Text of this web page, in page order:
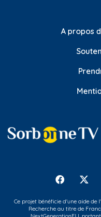
A propos
Ce projet bénéficie d'une aide de
Recherche au titre de